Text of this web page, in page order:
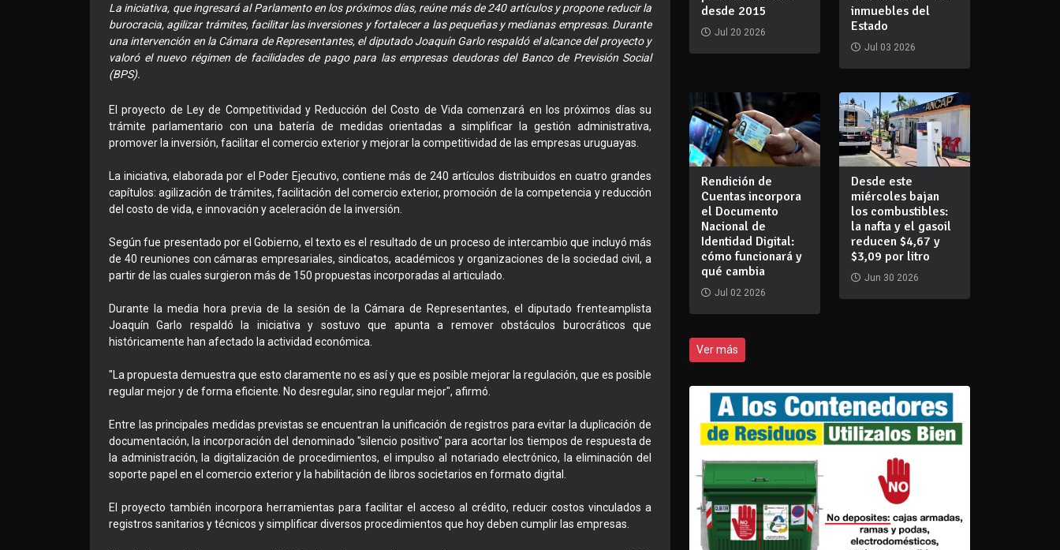
La iniciativa, que ingresará al Parlamento en los próximos días, reúne más de 240 artículos y propone reducir la
burocracia, agilizar trámites, facilitar las inversiones y fortalecer a las pequeñas y medianas empresas. Durante
una intervención en la Cámara de Representantes, el diputado Joaquín Garlo respaldó el alcance del proyecto y
valoró el nuevo régimen de facilidades de pago para las empresas deudoras del Banco de Previsión Social
(BPS).
El proyecto de Ley de Competitividad y Reducción del Costo de Vida comenzará en los próximos días su
trámite parlamentario con una batería de medidas orientadas a simplificar la gestión administrativa,
promover la inversión, facilitar el comercio exterior y mejorar la competitividad de las empresas uruguayas.
La iniciativa, elaborada por el Poder Ejecutivo, contiene más de 240 artículos distribuidos en cuatro grandes
capítulos: agilización de trámites, facilitación del comercio exterior, promoción de la competencia y reducción
del costo de vida, e innovación y aceleración de la inversión.
Según fue presentado por el Gobierno, el texto es el resultado de un proceso de intercambio que incluyó más
de 40 reuniones con cámaras empresariales, sindicatos, académicos y organizaciones de la sociedad civil, a
partir de las cuales surgieron más de 150 propuestas incorporadas al articulado.
Durante la media hora previa de la sesión de la Cámara de Representantes, el diputado frenteamplista
Joaquín Garlo respaldó la iniciativa y sostuvo que apunta a remover obstáculos burocráticos que
históricamente han afectado la actividad económica.
"La propuesta demuestra que esto claramente no es así y que es posible mejorar la regulación, que es posible
regular mejor y de forma eficiente. No desregular, sino regular mejor", afirmó.
Entre las principales medidas previstas se encuentran la unificación de registros para evitar la duplicación de
documentación, la incorporación del denominado "silencio positivo" para acortar los tiempos de respuesta de
la administración, la digitalización de procedimientos, el impulso al notariado electrónico, la eliminación del
soporte papel en el comercio exterior y la habilitación de libros societarios en formato digital.
El proyecto también incorpora herramientas para facilitar el acceso al crédito, reducir costos vinculados a
registros sanitarios y técnicos y simplificar diversos procedimientos que hoy deben cumplir las empresas.
desde 2015
Jul 20 2026
inmuebles del
Estado
Jul 03 2026
Rendición de
Cuentas incorpora
el Documento
Nacional de
Identidad Digital:
cómo funcionará y
qué cambia
Jul 02 2026
Desde este
miércoles bajan
los combustibles:
la nafta y el gasoil
reducen $4,67 y
$3,09 por litro
Jun 30 2026
Ver más